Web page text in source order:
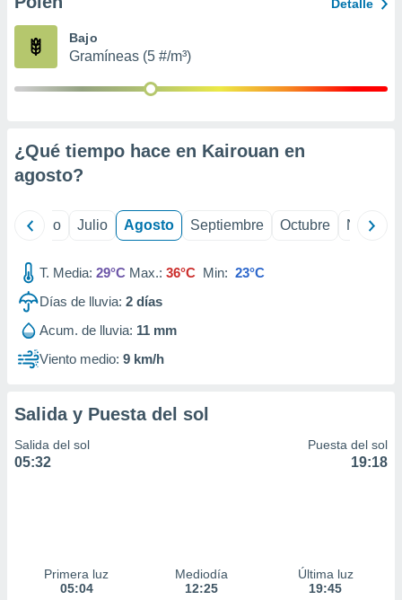
publicidad
1199
Detalle
Bajo
Gramíneas (5 #/m³)
¿Qué tiempo hace en Kairouan en
agosto?
Junio Julio Agosto Septiembre Octubre
T. Media: 29°C Max.: 36°C Min: 23°C
Días de lluvia: 2 días
Acum. de lluvia: 11 mm
Viento medio: 9 km/h
Salida y Puesta del sol
Salida del sol
05:32
Puesta del sol
19:18
Primera luz
05:04
Mediodía
12:25
Última luz
19:45